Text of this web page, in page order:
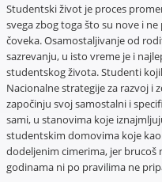
Studentski život je proces
svega zbog toga što su nove i
čoveka. Osamostaljivanje od
sazrevanju, u isto vreme je i
studentskog života. Studenti
Nacionalne strategije za razvoj i
započinju svoj samostalni i
sami, u stanovima koje
studentskim domovima koje
dodeljenim cimerima, jer brucoš
godinama ni po pravilima ne